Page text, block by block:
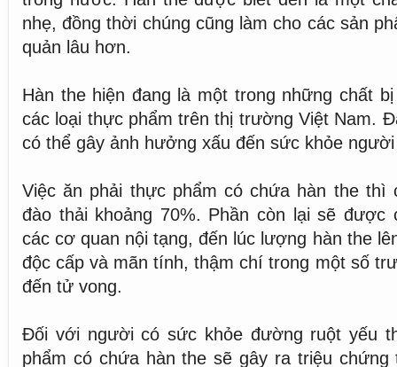
nhẹ, đồng thời chúng cũng làm cho các sản
quản lâu hơn.
Hàn the hiện đang là một trong những chất
các loại thực phẩm trên thị trường Việt Nam.
có thể gây ảnh hưởng xấu đến sức khỏe
Việc ăn phải thực phẩm có chứa hàn the thì
đào thải khoảng 70%. Phần còn lại sẽ
các cơ quan nội tạng, đến lúc lượng hàn the
độc cấp và mãn tính, thậm chí trong một số
đến tử vong.
Đối với người có sức khỏe đường ruột yếu
phẩm có chứa hàn the sẽ gây ra triệu chứng